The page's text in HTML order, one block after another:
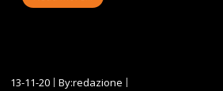
13-11-20
By:redazione